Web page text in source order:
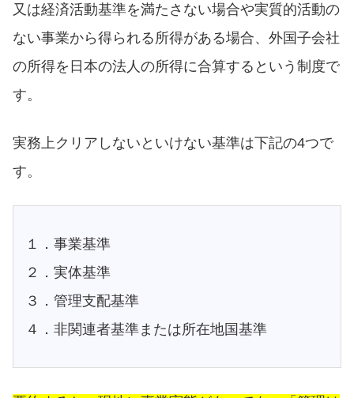
又は経済活動基準を満たさない場合や実質的活動の
ない事業から得られる所得がある場合、外国子会社
の所得を日本の法人の所得に合算するという制度で
す。
実務上クリアしないといけない基準は下記の4つで
す。
１．事業基準
２．実体基準
３．管理支配基準
４．非関連者基準または所在地国基準